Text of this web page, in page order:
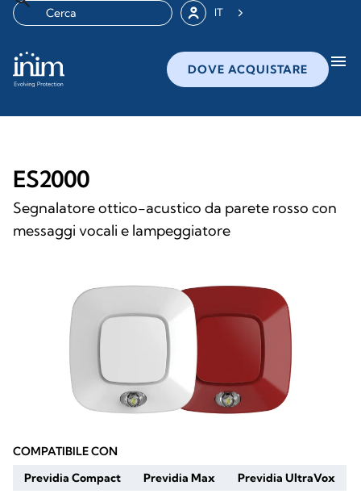
IT
DOVE ACQUISTARE menu
ES2000
Segnalatore ottico-acustico da parete rosso con
messaggi vocali e lampeggiatore
COMPATIBILE CON
Previdia Compact
Previdia Max Previdia UltraVox